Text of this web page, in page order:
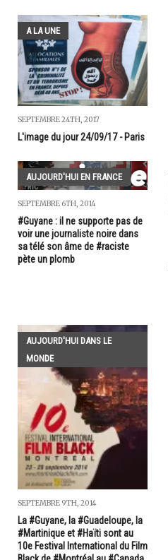
A LA UNE
SEPTEMBRE 24TH, 2017
L'image du jour 24/09/17 - Paris
AUJOURD'HUI EN FRANCE
SEPTEMBRE 6TH, 2014
#Guyane : il ne supporte pas de
voir une journaliste noire dans
sa télé son âme de #raciste
pète un plomb
AUJOURD'HUI DANS LE
MONDE
SEPTEMBRE 9TH, 2014
La #Guyane, la #Guadeloupe, la
#Martinique et #Haïti sont au
10e Festival International du Film